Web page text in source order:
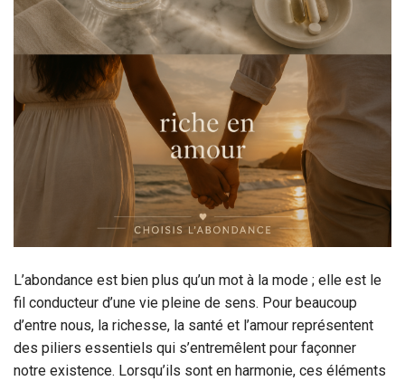
L’abondance est bien plus qu’un mot à la mode ; elle est le
fil conducteur d’une vie pleine de sens. Pour beaucoup
d’entre nous, la richesse, la santé et l’amour représentent
des piliers essentiels qui s’entremêlent pour façonner
notre existence. Lorsqu’ils sont en harmonie, ces éléments